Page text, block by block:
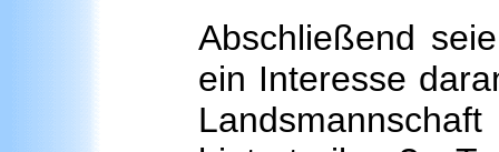
Abschließend
ein Interesse